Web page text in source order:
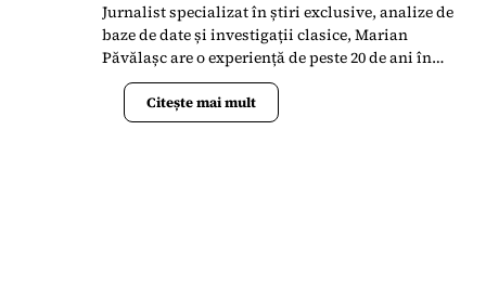
Jurnalist specializat în știri exclusive, analize de
baze de date și investigații clasice, Marian
Păvălașc are o experiență de peste 20 de ani în
presa din România. S-a alăturat Termene.ro în
aprilie 2023 când s-a implicat în lansarea
Bussiness News ca un portal de știri la zi și
Citește mai mult